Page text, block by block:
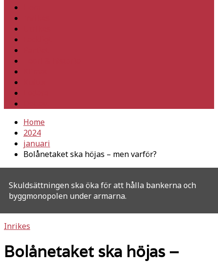
Home
2024
januari
Bolånetaket ska höjas – men varför?
Skuldsättningen ska öka för att hålla bankerna och
byggmonopolen under armarna.
Inrikes
Bolånetaket ska höjas –